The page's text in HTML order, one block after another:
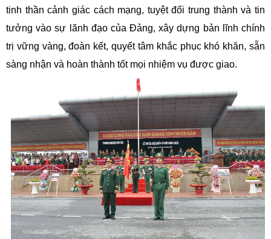
tinh thần cảnh giác cách mạng, tuyệt đối trung thành và tin
tưởng vào sự lãnh đạo của Đảng, xây dựng bản lĩnh chính
trị vững vàng, đoàn kết, quyết tâm khắc phục khó khăn, sẵn
sàng nhận và hoàn thành tốt mọi nhiệm vụ được giao.